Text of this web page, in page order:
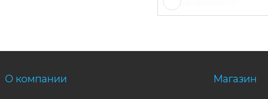
О компании Магазин